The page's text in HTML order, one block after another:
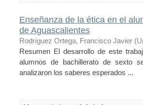
Enseñanza de la ética en el
de Aguascalientes
Rodríguez Ortega, Francisco Javier (
Resumen El desarrollo de este
alumnos de bachillerato de sexto
analizaron los saberes esperados ...